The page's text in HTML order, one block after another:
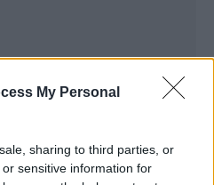
My Personal
sharing to third parties, or
sensitive information for